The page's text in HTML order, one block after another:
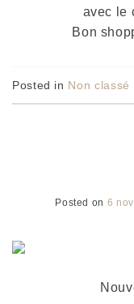
avec le
Bon
Posted in Non classé
Posted on 6